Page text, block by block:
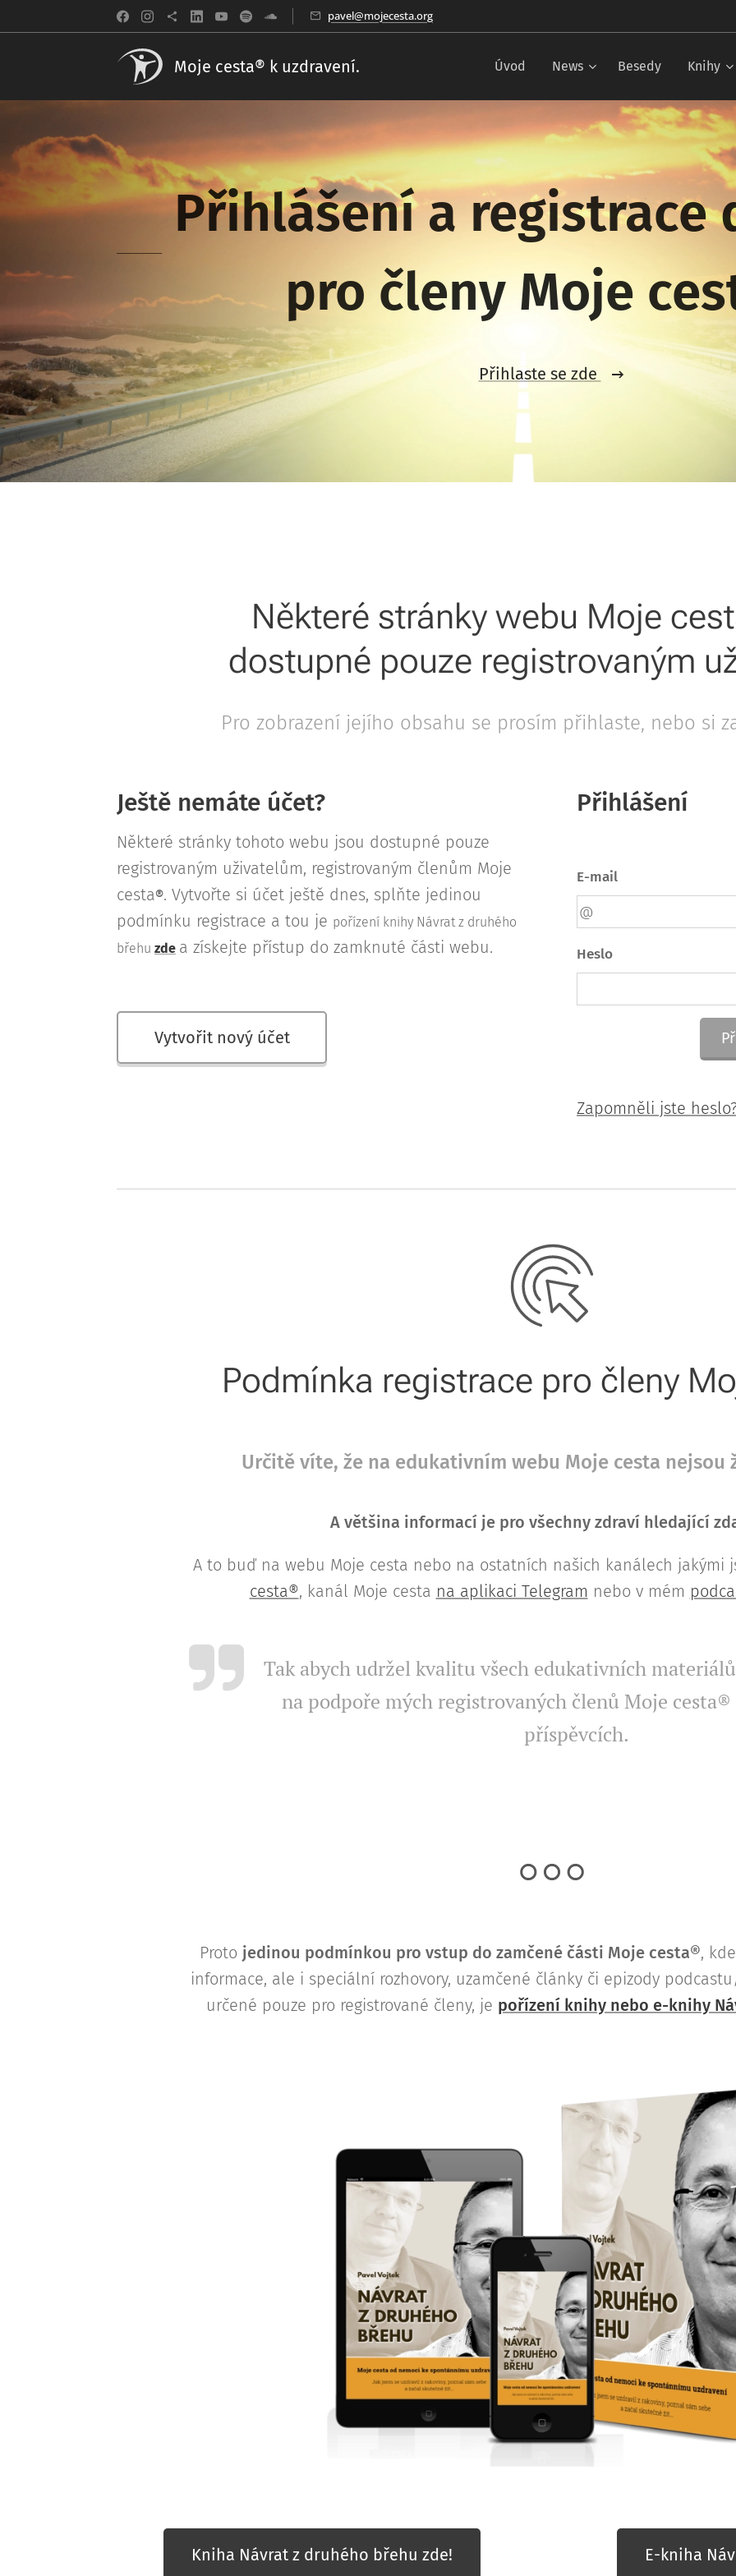
pavel@mojecesta.org
Moje cesta® k uzdravení. Úvod News Besedy Knihy
Přihlášení a registrace
pro členy Moje
Přihlaste se zde
Některé stránky webu Moje
dostupné pouze registrovaným
Pro zobrazení jejího obsahu se prosím přihlaste, nebo si
Ještě nemáte účet?
Některé stránky tohoto webu jsou dostupné pouze
registrovaným uživatelům, registrovaným členům Moje
cesta®. Vytvořte si účet ještě dnes, splňte jedinou
podmínku registrace a tou je pořízení knihy Návrat z druhého
břehu zde a získejte přístup do zamknuté části webu.
Vytvořit nový účet
Přihlášení
E-mail
Heslo
Zapomněli jste heslo?
Podmínka registrace pro členy
Určitě víte, že na edukativním webu Moje cesta nejsou
A většina informací je pro všechny zdraví hledající
A to buď na webu Moje cesta nebo na ostatních našich kanálech jakými
cesta®, kanál Moje cesta na aplikaci Telegram nebo v mém
Tak abych udržel kvalitu všech edukativních
na podpoře mých registrovaných členů Moje
příspěvcích.
Proto jedinou podmínkou pro vstup do zamčené části Moje cesta®,
informace, ale i speciální rozhovory, uzamčené články či epizody
určené pouze pro registrované členy, je pořízení knihy nebo e-knihy
Kniha Návrat z druhého břehu zde! E-kniha